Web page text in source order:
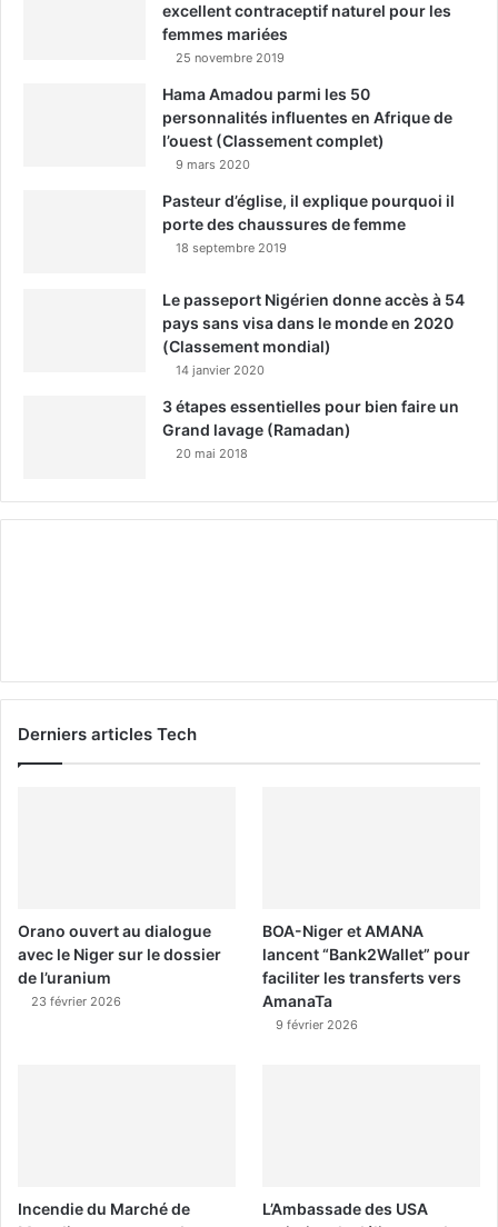
excellent contraceptif naturel pour les
femmes mariées
25 novembre 2019
Hama Amadou parmi les 50
personnalités influentes en Afrique de
l’ouest (Classement complet)
9 mars 2020
Pasteur d’église, il explique pourquoi il
porte des chaussures de femme
18 septembre 2019
Le passeport Nigérien donne accès à 54
pays sans visa dans le monde en 2020
(Classement mondial)
14 janvier 2020
3 étapes essentielles pour bien faire un
Grand lavage (Ramadan)
20 mai 2018
Derniers articles Tech
Orano ouvert au dialogue
avec le Niger sur le dossier
de l’uranium
23 février 2026
BOA-Niger et AMANA
lancent “Bank2Wallet” pour
faciliter les transferts vers
AmanaTa
9 février 2026
Incendie du Marché de
L’Ambassade des USA